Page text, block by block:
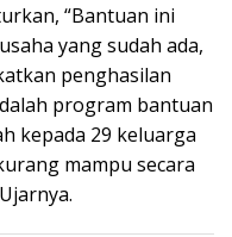
“Bantuan ini
yang sudah ada,
penghasilan
program bantuan
kepada 29 keluarga
mampu secara